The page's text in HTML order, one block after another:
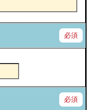
必須
必須